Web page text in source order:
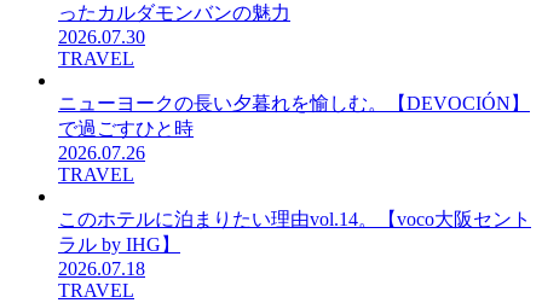
ったカルダモンバンの魅力
2026.07.30
TRAVEL
ニューヨークの長い夕暮れを愉しむ。【DEVOCIÓN】
で過ごすひと時
2026.07.26
TRAVEL
このホテルに泊まりたい理由vol.14。【voco大阪セント
ラル by IHG】
2026.07.18
TRAVEL